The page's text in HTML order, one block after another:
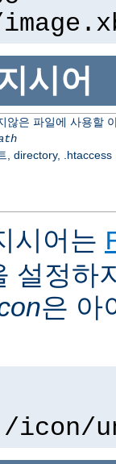
시어
않은 파일에 사용할
, directory, .htaccess
시어는
설정하
은 아